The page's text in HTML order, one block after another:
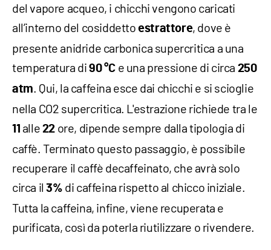
del vapore acqueo, i chicchi vengono caricati
all’interno del cosiddettoestrattore, dove è
presente anidride carbonica supercritica a una
temperatura di 90 °C e una pressione di circa 250
atm. Qui, la caffeina esce dai chicchi e si scioglie
nella CO2 supercritica. L'estrazione richiede tra le
11 alle 22 ore, dipende sempre dalla tipologia di
caffè. Terminato questo passaggio, è possibile
recuperare il caffè decaffeinato, che avrà solo
circa il3% di caffeina rispetto al chicco iniziale.
Tutta la caffeina, infine, viene recuperata e
purificata, così da poterla riutilizzare o rivendere.